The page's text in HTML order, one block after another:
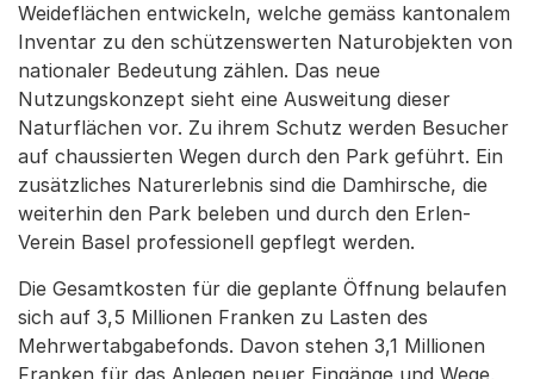
Weideflächen entwickeln, welche gemäss kantonalem
Inventar zu den schützenswerten Naturobjekten von
nationaler Bedeutung zählen. Das neue
Nutzungskonzept sieht eine Ausweitung dieser
Naturflächen vor. Zu ihrem Schutz werden Besucher
auf chaussierten Wegen durch den Park geführt. Ein
zusätzliches Naturerlebnis sind die Damhirsche, die
weiterhin den Park beleben und durch den Erlen-
Verein Basel professionell gepflegt werden.
Die Gesamtkosten für die geplante Öffnung belaufen
sich auf 3,5 Millionen Franken zu Lasten des
Mehrwertabgabefonds. Davon stehen 3,1 Millionen
Franken für das Anlegen neuer Eingänge und Wege,